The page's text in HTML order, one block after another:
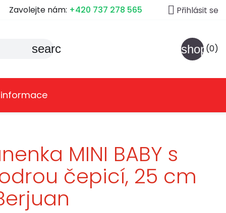
Zavolejte nám: +420 737 278 565  Přihlásit se
search (0)
MINI BABY s
čepicí, 25 cm